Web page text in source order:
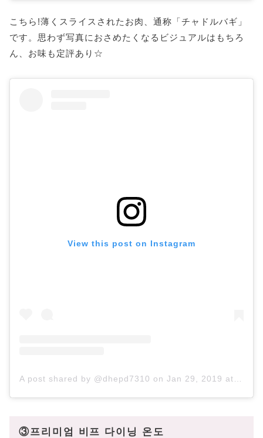
こちら!薄くスライスされたお肉、通称「チャドルバギ」
です。思わず写真におさめたくなるビジュアルはもちろ
ん、お味も定評あり☆
View this post on Instagram
A post shared by @dhepd7310 on Jan 29, 2019 at 4:09am PST
③프리미엄 비프 다이닝 온도